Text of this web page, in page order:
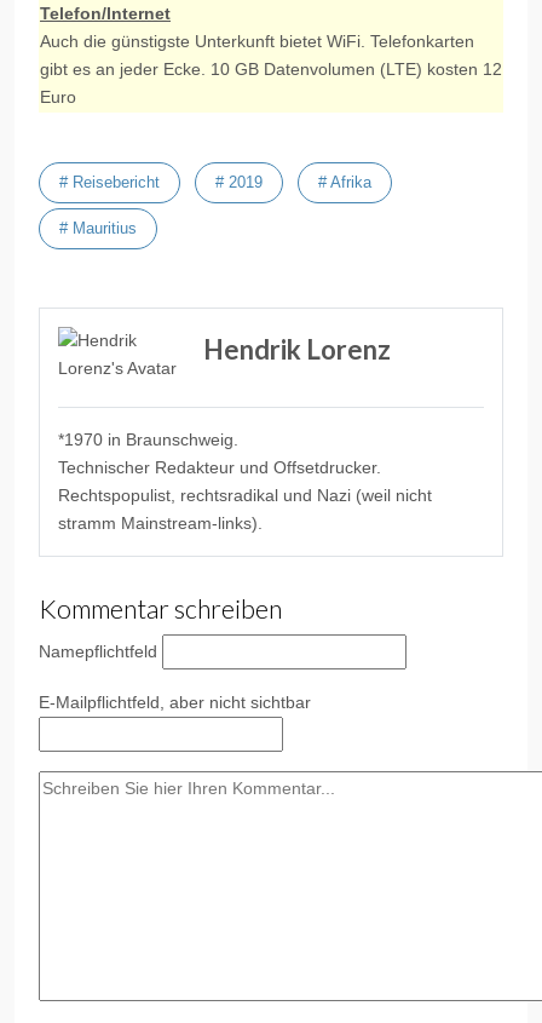
Telefon/Internet
Auch die günstigste Unterkunft bietet WiFi. Telefonkarten
gibt es an jeder Ecke. 10 GB Datenvolumen (LTE) kosten 12
Euro
# Reisebericht # 2019 # Afrika
# Mauritius
Hendrik Lorenz
*1970 in Braunschweig.
Technischer Redakteur und Offsetdrucker.
Rechtspopulist, rechtsradikal und Nazi (weil nicht
stramm Mainstream-links).
Kommentar schreiben
Namepflichtfeld
E-Mailpflichtfeld, aber nicht sichtbar